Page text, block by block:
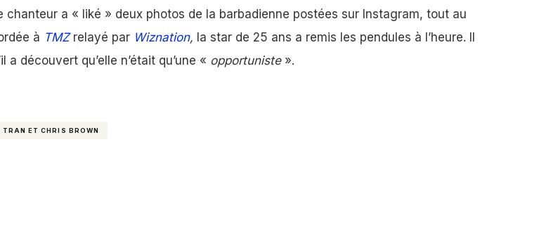
chanteur a « liké » deux photos de la barbadienne postées sur Instagram, tout au
à TMZrelayé par Wiznation, la star de 25 ans a remis les pendules à l’heure. Il
a découvert qu’elle n’était qu’une « opportuniste».
TRAN ET CHRIS BROWN